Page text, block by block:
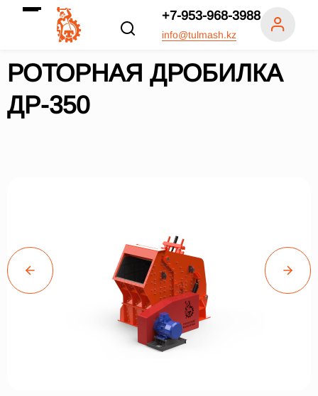
+7-953-968-3988
info@tulmash.kz
РОТОРНАЯ ДРОБИЛКА
ДР-350